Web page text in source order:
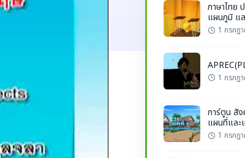
ภาษาไทย
แผนภูมิ แ
1 กรกฎ
1 กรกฎ
การ์ตูน สั
แผนที่และ
1 กรกฎ